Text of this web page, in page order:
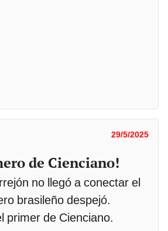
29/5/2025
de Cienciano!
no llegó a conectar el
brasileño despejó.
primer de Cienciano.